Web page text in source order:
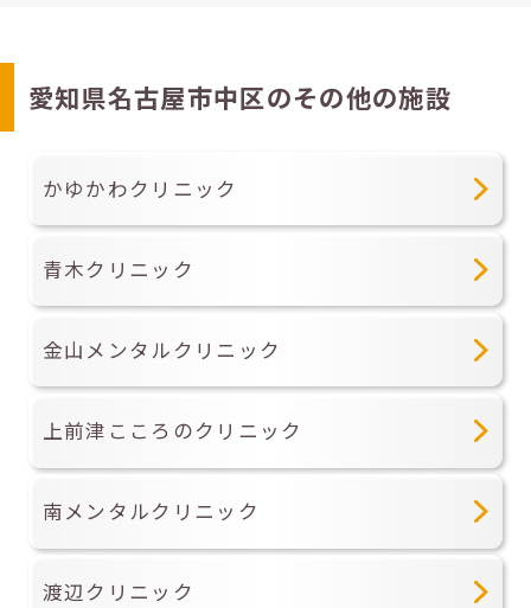
愛知県名古屋市中区のその他の施設
かゆかわクリニック
青木クリニック
金山メンタルクリニック
上前津こころのクリニック
南メンタルクリニック
渡辺クリニック